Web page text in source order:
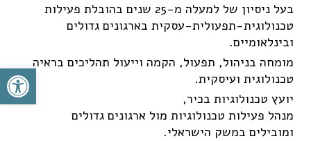
בעל ניסיון של למעלה מ-25 שנים בהובלת פעילות
טכנולוגית-תפעולית-עסקית בארגונים גדולים
ובינלאומיים.
מומחה בניהול, תפעול, הקמה וייעול תהליכים בראיה
טכנולוגית ועיסקית.
יועץ טכנולוגיות בכיר,
מנהל פעילות טכנולוגיות מול ארגונים גדולים
ומובילים במשק הישראלי.
פתח